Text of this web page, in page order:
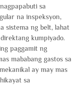
sa
na inspeksyon,
sistema ng belt, lahat
kumpiyado.
paggamit ng
mababang gastos sa
ay may mas
sa